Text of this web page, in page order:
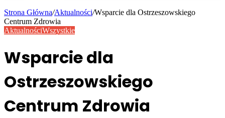
Strona Główna/Aktualności/Wsparcie dla Ostrzeszowskiego
Centrum Zdrowia
AktualnościWszystkie
Wsparcie dla
Ostrzeszowskiego
Centrum Zdrowia